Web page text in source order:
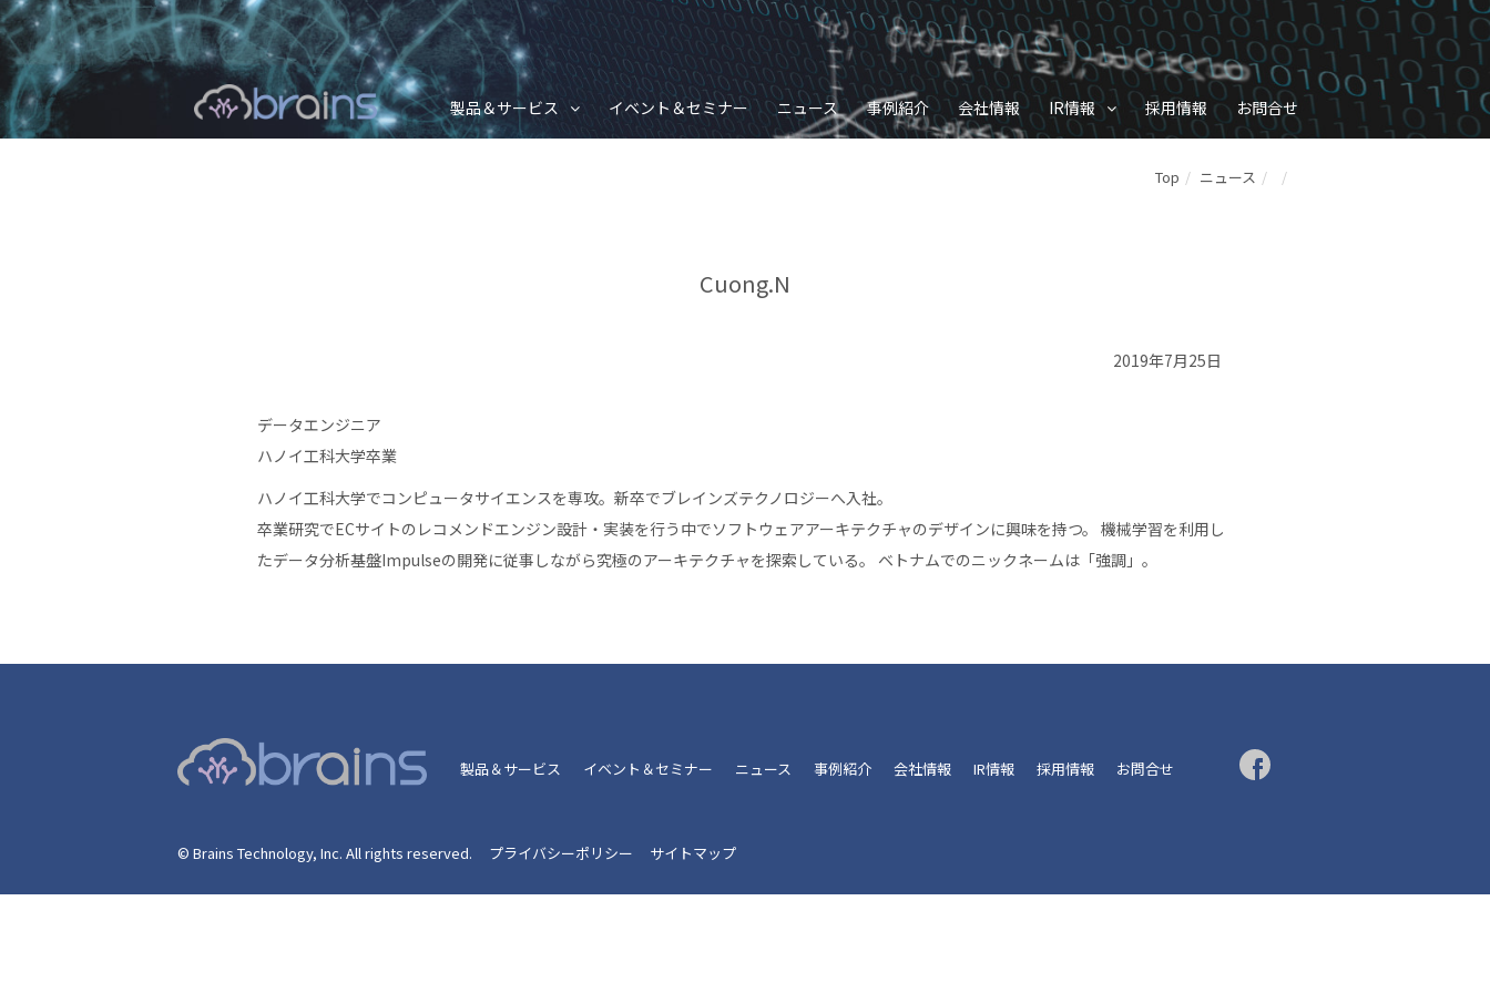
製品＆サービス イベント＆セミナー ニュース 事例紹介 会社情報 IR情報 採用情報 お問合せ
Top ニュース
Cuong.N
2019年7月25日
データエンジニア
ハノイ工科大学卒業
ハノイ工科大学でコンピュータサイエンスを専攻。新卒でブレインズテクノロジーへ入社。
卒業研究でECサイトのレコメンドエンジン設計・実装を行う中でソフトウェアアーキテクチャのデザインに興味を持つ。 機械学習を利用し
たデータ分析基盤Impulseの開発に従事しながら究極のアーキテクチャを探索している。 ベトナムでのニックネームは「強調」。
製品＆サービス イベント＆セミナー ニュース 事例紹介 会社情報 IR情報 採用情報 お問合せ
© Brains Technology, Inc. All rights reserved. プライバシーポリシー サイトマップ